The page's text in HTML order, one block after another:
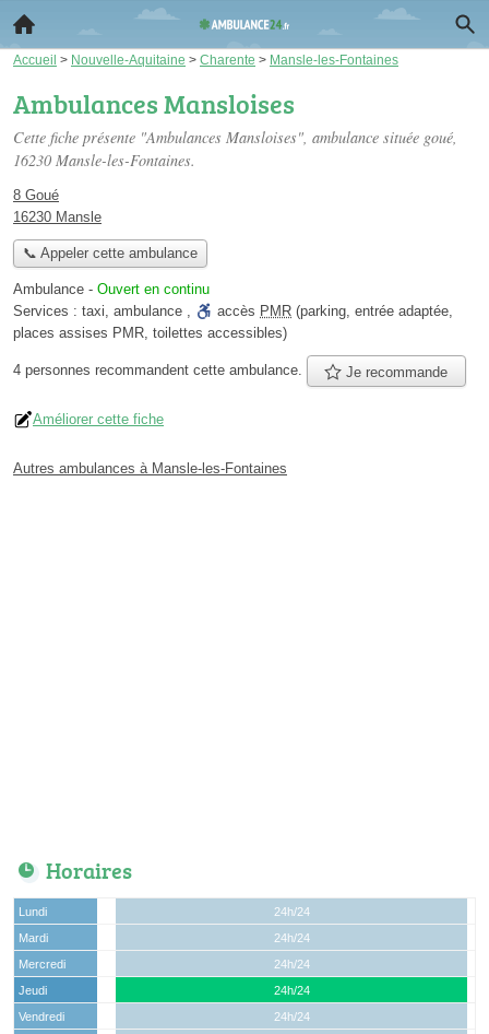
Accueil > Nouvelle-Aquitaine > Charente > Mansle-les-Fontaines
Ambulances Mansloises
Cette fiche présente "Ambulances Mansloises", ambulance située goué,
16230 Mansle-les-Fontaines.
8 Goué
16230 Mansle
📞 Appeler cette ambulance
Ambulance - Ouvert en continu
Services : taxi, ambulance , accès PMR (parking, entrée adaptée,
places assises PMR, toilettes accessibles)
4 personnes recommandent cette ambulance. Je recommande
Améliorer cette fiche
Autres ambulances à Mansle-les-Fontaines
Horaires
Lundi
24h/24
Mardi
24h/24
Mercredi
24h/24
Jeudi
24h/24
Vendredi
24h/24